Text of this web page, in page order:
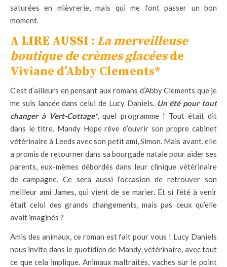
saturées en mièvrerie, mais qui me font passer un bon
moment.
A LIRE AUSSI : La merveilleuse
boutique de crèmes glacéesde
Viviane d’Abby Clements*
C’est d’ailleurs en pensant aux romans d’Abby Clements que je
me suis lancée dans celui de Lucy Daniels. Un été pour tout
changer à Vert-Cottage*, quel programme ! Tout était dit
dans le titre. Mandy Hope rêve d’ouvrir son propre cabinet
vétérinaire à Leeds avec son petit ami, Simon. Mais avant, elle
a promis de retourner dans sa bourgade natale pour aider ses
parents, eux-mêmes débordés dans leur clinique vétérinaire
de campagne. Ce sera aussi l’occasion de retrouver son
meilleur ami James, qui vient de se marier. Et si l’été à venir
était celui des grands changements, mais pas ceux qu’elle
avait imaginés ?
Amis des animaux, ce roman est fait pour vous ! Lucy Daniels
nous invite dans le quotidien de Mandy, vétérinaire, avec tout
ce que cela implique. Animaux maltraités, vaches sur le point